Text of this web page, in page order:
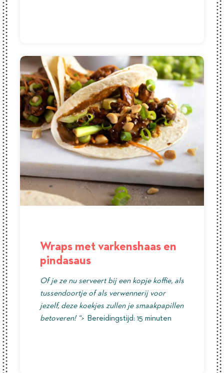
Wraps met varkenshaas en
pindasaus
Of je ze nu serveert bij een kopje koffie, als
tussendoortje of als verwennerij voor
jezelf, deze koekjes zullen je smaakpapillen
betoveren! “> Bereidingstijd: 15 minuten